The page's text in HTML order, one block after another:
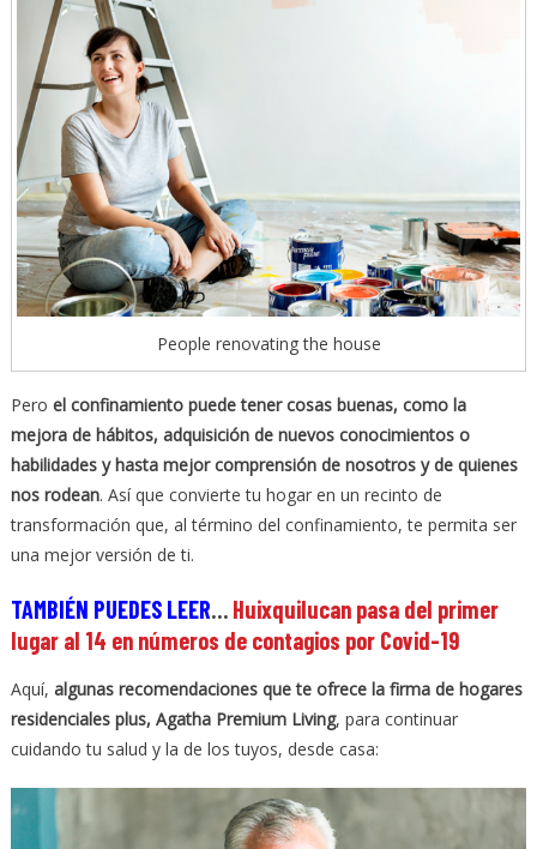
People renovating the house
Pero el confinamiento puede tener cosas buenas, como la
mejora de hábitos, adquisición de nuevos conocimientos o
habilidades y hasta mejor comprensión de nosotros y de quienes
nos rodean. Así que convierte tu hogar en un recinto de
transformación que, al término del confinamiento, te permita ser
una mejor versión de ti.
TAMBIÉN PUEDES LEER… Huixquilucan pasa del primer
lugar al 14 en números de contagios por Covid-19
Aquí, algunas recomendaciones que te ofrece la firma de hogares
residenciales plus, Agatha Premium Living, para continuar
cuidando tu salud y la de los tuyos, desde casa: